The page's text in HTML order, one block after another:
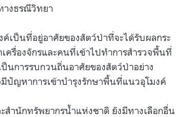
างธรณีวิทยา
เป็นที่อยู่อาศัยของสัตว์ป่าที่จะได้รับผลกระ
ครื่องจักรและคนที่เข้าไปทำการสำรวจพื้นที่
ป็นการรบกวนถิ่นอาศัยของสัตว์ป่าอย่าง
ปัญหาการเข้าบำรุงรักษาพื้นที่แนวอุโมงค์
สำนักทรัพยากรน้ำแห่งชาติ ยังมีทางเลือกอื่น